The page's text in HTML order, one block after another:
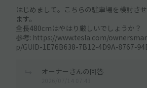
はじめまして。こちらの駐車場を検討さ
ます。
全長480cmはやはり厳しいでしょうか？
参考: https://www.tesla.com/
p/GUID-1E76B638-7B12-4D9A-8767-
オーナーさんの回答